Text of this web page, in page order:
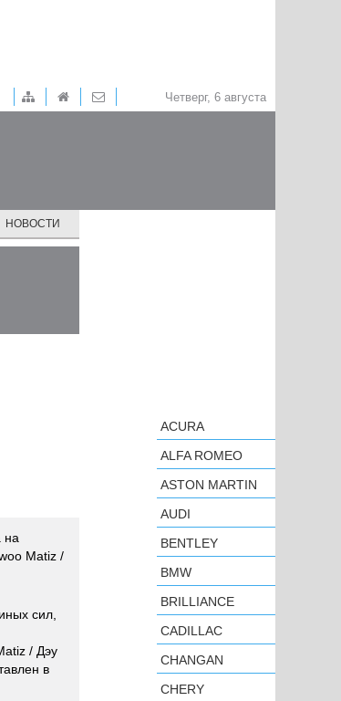
Четверг, 6 августа
НОВОСТИ
на
Matiz /
сил,
/ Дэу
в
ACURA
ALFA ROMEO
ASTON MARTIN
AUDI
BENTLEY
BMW
BRILLIANCE
CADILLAC
CHANGAN
CHERY